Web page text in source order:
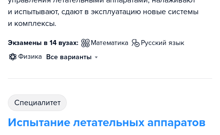
и испытывают, сдают в эксплуатацию новые системы
и комплексы.
Экзамены в 14 вузах: математика
русский язык
физика Все варианты
специалитет
Испытание летательных аппаратов